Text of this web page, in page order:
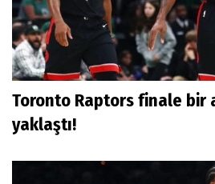
Toronto Raptors finale bir
yaklaştı!